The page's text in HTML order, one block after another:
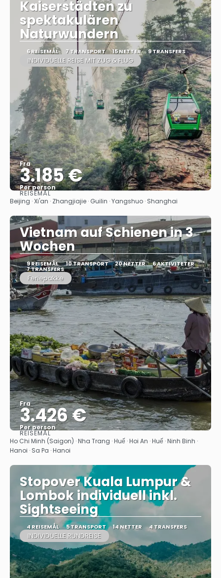
Kaiserstädten zu
spektakulären
Naturwundern
6 REISEMÅL 7 TRANSPORT 15 NETTER 9 TRANSFERS
INDIVIDUELLE REISE MIT ZUG & FLUG
Fra
3.185 €
Per person
Se
REISEMÅL
Beijing · Xi'an · Zhangjiajie · Guilin · Yangshuo · Shanghai
Vietnam auf Schienen in 3
Wochen
9 REISEMÅL 10 TRANSPORT 20 NETTER 6 AKTIVITETER
7 TRANSFERS
Feriepakke
Fra
3.426 €
Per person
Se
REISEMÅL
Ho Chi Minh (Saigon) · Nha Trang · Huế · Hoi An · Huế · Ninh Binh ·
Hanoi · Sa Pa · Hanoi
Stopover Kuala Lumpur &
Lombok individuell inkl.
Sightseeing
4 REISEMÅL 5 TRANSPORT 14 NETTER 4 TRANSFERS
INDIVIDUELLE RUNDREISE